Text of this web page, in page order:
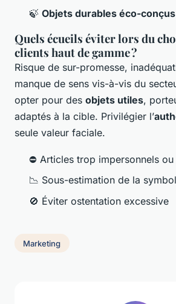
🍃 Objets durables éco-conçus
Quels écueils éviter lors du
clients haut de gamme ?
Risque de sur-promesse,
manque de sens vis-à-vis du
opter pour des objets utiles,
adaptés à la cible. Privilégier l’
seule valeur faciale.
⛔ Articles trop impersonnels
📉 Sous-estimation de la
🚫 Éviter ostentation excessive
Marketing